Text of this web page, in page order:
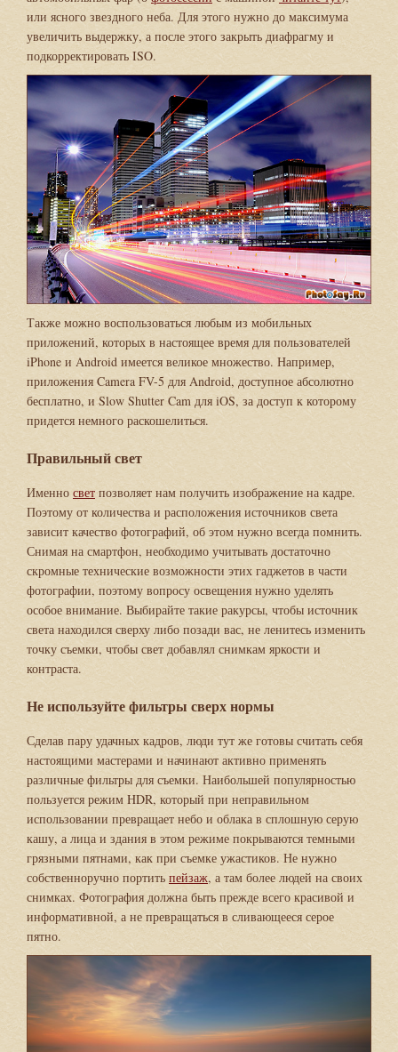
или ясного звездного неба. Для этого нужно до максимума
увеличить выдержку, а после этого закрыть диафрагму и
подкорректировать ISO.
Также можно воспользоваться любым из мобильных
приложений, которых в настоящее время для пользователей
iPhone и Android имеется великое множество. Например,
приложения Camera FV-5 для Android, доступное абсолютно
бесплатно, и Slow Shutter Cam для iOS, за доступ к которому
придется немного раскошелиться.
Правильный свет
Именно светпозволяет нам получить изображение на кадре.
Поэтому от количества и расположения источников света
зависит качество фотографий, об этом нужно всегда помнить.
Снимая на смартфон, необходимо учитывать достаточно
скромные технические возможности этих гаджетов в части
фотографии, поэтому вопросу освещения нужно уделять
особое внимание. Выбирайте такие ракурсы, чтобы источник
света находился сверху либо позади вас, не ленитесь изменить
точку съемки, чтобы свет добавлял снимкам яркости и
контраста.
Не используйте фильтры сверх нормы
Сделав пару удачных кадров, люди тут же готовы считать себя
настоящими мастерами и начинают активно применять
различные фильтры для съемки. Наибольшей популярностью
пользуется режим HDR, который при неправильном
использовании превращает небо и облака в сплошную серую
кашу, а лица и здания в этом режиме покрываются темными
грязными пятнами, как при съемке ужастиков. Не нужно
собственноручно портить пейзаж, а там более людей на своих
снимках. Фотография должна быть прежде всего красивой и
информативной, а не превращаться в сливающееся серое
пятно.